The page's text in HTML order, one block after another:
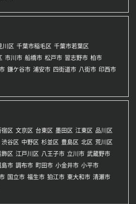
川区 千葉市稲毛区 千葉市若葉区
市川市 船橋市 松戸市 習志野市 柏市
鎌ケ谷市 浦安市 四街道市 八街市 印西市
宿区 文京区 台東区 墨田区 江東区 品川区
渋谷区 中野区 杉並区 豊島区 北区 荒川区
飾区 江戸川区 八王子市 立川市 武蔵野市
島市 調布市 町田市 小金井市 小平市
国立市 福生市 狛江市 東大和市 清瀬市